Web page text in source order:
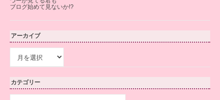
ブログ始めて見ないか!?
アーカイブ
イ
ブ
カテゴリー